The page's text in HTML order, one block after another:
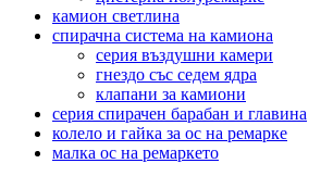
камион светлина
спирачна система на камиона
серия въздушни камери
гнездо със седем ядра
клапани за камиони
серия спирачен барабан и главина
колело и гайка за ос на ремарке
малка ос на ремаркето